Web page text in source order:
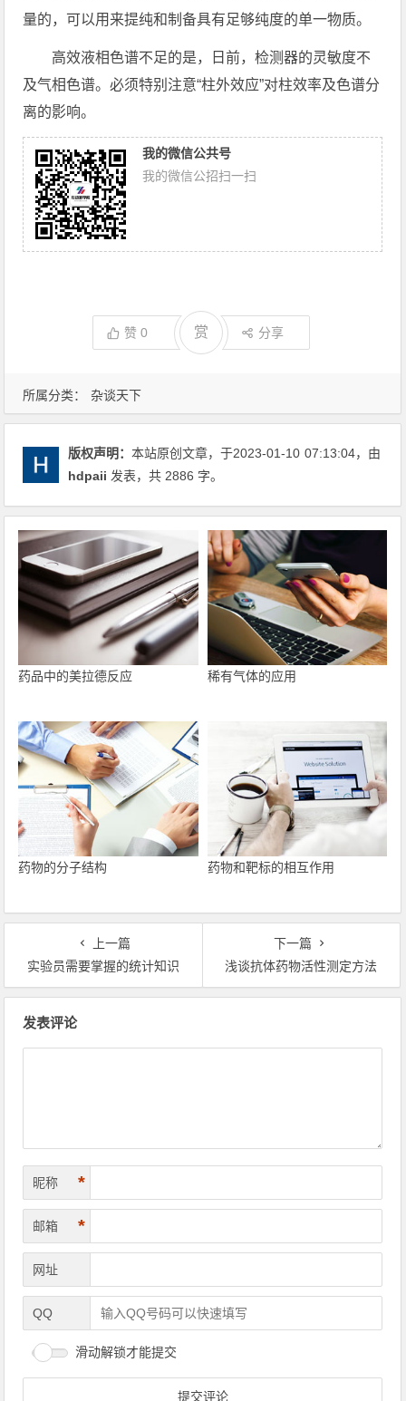
所属分类： 杂谈天下
量的，可以用来提纯和制备具有足够纯度的单一物质。
高效液相色谱不足的是，日前，检测器的灵敏度不
及气相色谱。必须特别注意“柱外效应”对柱效率及色谱分
离的影响。
我的微信公共号
我的微信公招扫一扫
赞0 赏 分享
版权声明：本站原创文章，于2023-01-10 07:13:04，由
hdpaii 发表，共 2886 字。
药品中的美拉德反应 稀有气体的应用
药物的分子结构 药物和靶标的相互作用
上一篇
实验员需要掌握的统计知识
下一篇
浅谈抗体药物活性测定方法
发表评论
昵称 *
邮箱 *
网址
QQ
滑动解锁才能提交